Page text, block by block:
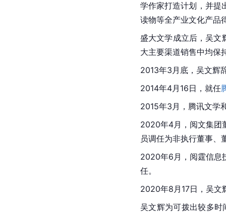
学作家打造计划，并提
读物等全产业文化产品
盛大文学成立后，吴文
大主要渠道销售中均保
2013年3月底，吴文辉
2014年4月16日，就任
2015年3月，腾讯文学
2020年4月，阅文集团
员调任为非执行董事、
2020年6月，阅霆信息
任。
2020年8月17日，吴文
吴文辉为可拨出较多